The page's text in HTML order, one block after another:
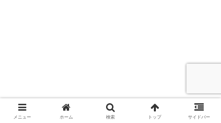
メニュー ホーム 検索 トップ サイドバー